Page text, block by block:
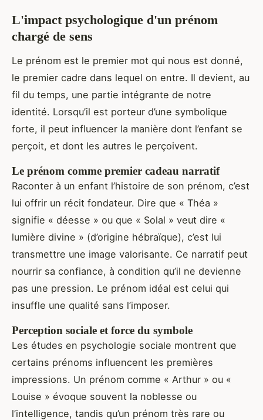
L'impact psychologique d'un prénom
chargé de sens
Le prénom est le premier mot qui nous est donné,
le premier cadre dans lequel on entre. Il devient, au
fil du temps, une partie intégrante de notre
identité. Lorsqu’il est porteur d’une symbolique
forte, il peut influencer la manière dont l’enfant se
perçoit, et dont les autres le perçoivent.
Le prénom comme premier cadeau narratif
Raconter à un enfant l’histoire de son prénom, c’est
lui offrir un récit fondateur. Dire que « Théa »
signifie « déesse » ou que « Solal » veut dire «
lumière divine » (d’origine hébraïque), c’est lui
transmettre une image valorisante. Ce narratif peut
nourrir sa confiance, à condition qu’il ne devienne
pas une pression. Le prénom idéal est celui qui
insuffle une qualité sans l’imposer.
Perception sociale et force du symbole
Les études en psychologie sociale montrent que
certains prénoms influencent les premières
impressions. Un prénom comme « Arthur » ou «
Louise » évoque souvent la noblesse ou
l’intelligence, tandis qu’un prénom très rare ou